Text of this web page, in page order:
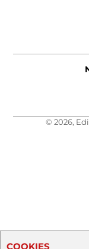
© 2026,
COOKIES